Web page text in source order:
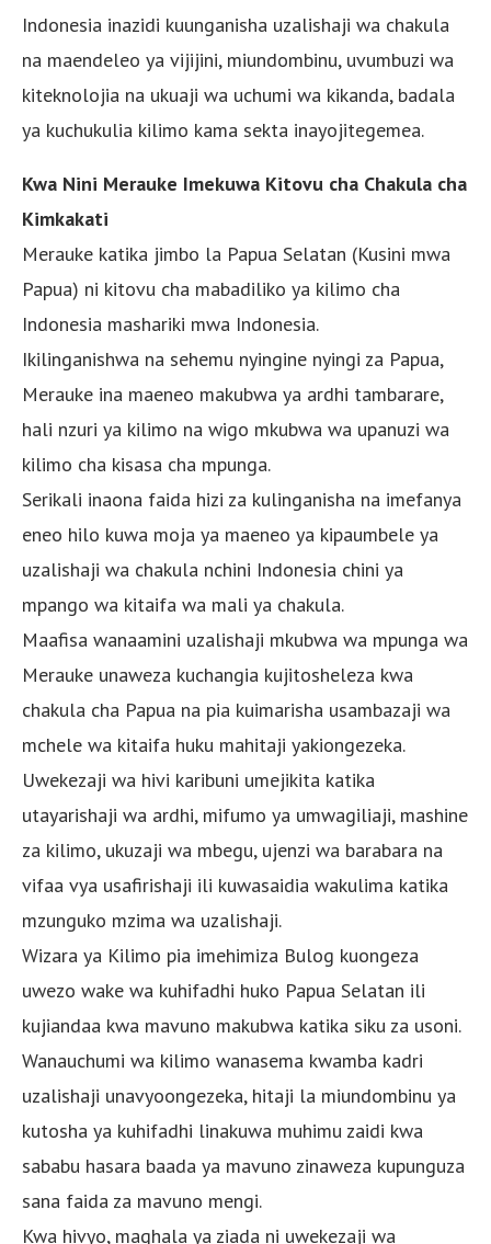
Indonesia inazidi kuunganisha uzalishaji wa chakula
na maendeleo ya vijijini, miundombinu, uvumbuzi wa
kiteknolojia na ukuaji wa uchumi wa kikanda, badala
ya kuchukulia kilimo kama sekta inayojitegemea.
Kwa Nini Merauke Imekuwa Kitovu cha Chakula cha
Kimkakati
Merauke katika jimbo la Papua Selatan (Kusini mwa
Papua) ni kitovu cha mabadiliko ya kilimo cha
Indonesia mashariki mwa Indonesia.
Ikilinganishwa na sehemu nyingine nyingi za Papua,
Merauke ina maeneo makubwa ya ardhi tambarare,
hali nzuri ya kilimo na wigo mkubwa wa upanuzi wa
kilimo cha kisasa cha mpunga.
Serikali inaona faida hizi za kulinganisha na imefanya
eneo hilo kuwa moja ya maeneo ya kipaumbele ya
uzalishaji wa chakula nchini Indonesia chini ya
mpango wa kitaifa wa mali ya chakula.
Maafisa wanaamini uzalishaji mkubwa wa mpunga wa
Merauke unaweza kuchangia kujitosheleza kwa
chakula cha Papua na pia kuimarisha usambazaji wa
mchele wa kitaifa huku mahitaji yakiongezeka.
Uwekezaji wa hivi karibuni umejikita katika
utayarishaji wa ardhi, mifumo ya umwagiliaji, mashine
za kilimo, ukuzaji wa mbegu, ujenzi wa barabara na
vifaa vya usafirishaji ili kuwasaidia wakulima katika
mzunguko mzima wa uzalishaji.
Wizara ya Kilimo pia imehimiza Bulog kuongeza
uwezo wake wa kuhifadhi huko Papua Selatan ili
kujiandaa kwa mavuno makubwa katika siku za usoni.
Wanauchumi wa kilimo wanasema kwamba kadri
uzalishaji unavyoongezeka, hitaji la miundombinu ya
kutosha ya kuhifadhi linakuwa muhimu zaidi kwa
sababu hasara baada ya mavuno zinaweza kupunguza
sana faida za mavuno mengi.
Kwa hivyo, maghala ya ziada ni uwekezaji wa